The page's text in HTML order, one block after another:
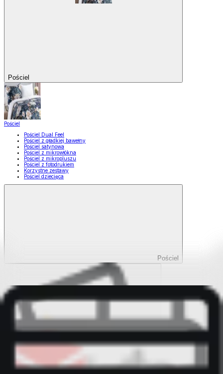
Pościel
Pościel
Pościel Dual Feel
Pościel z gładkiej bawełny
Pościel satynowa
Pościel z mikrowłókna
Pościel z mikropluszu
Pościel z fotodrukiem
Korzystne zestawy
Pościel dziecięca
Pościel
Pokaż wszystko